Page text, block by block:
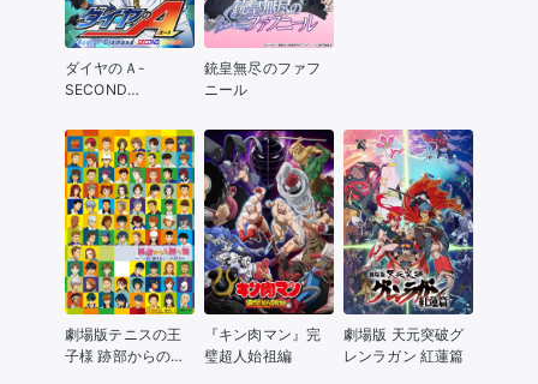
ダイヤのＡ-
SECOND
銃皇無尽のファフ
ニール
劇場版テニスの王
子様 跡部からの贈
『キン肉マン』完
璧超人始祖編
劇場版 天元突破グ
レンラガン 紅蓮篇